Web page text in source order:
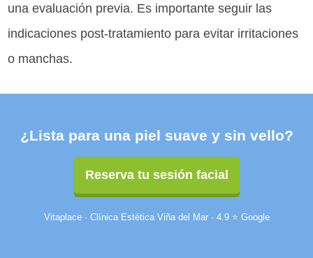
una evaluación previa. Es importante seguir las
indicaciones post-tratamiento para evitar irritaciones
o manchas.
¿Lista para una piel suave y sin vello?
Reserva tu sesión facial
Vitaplace · Clínica Estética Viña del Mar · 4.9 ⭐ Google